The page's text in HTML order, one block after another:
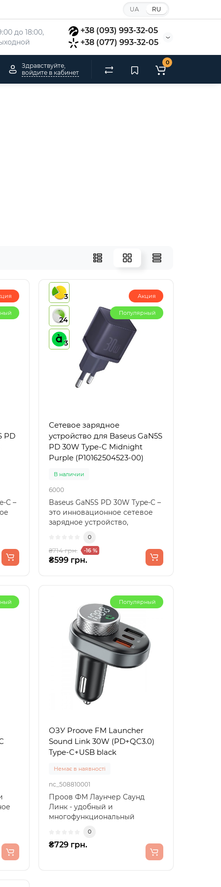
UA RU
до 18:00,
+38 (093) 993-32-05
+38 (077) 993-32-05
Здравствуйте,
войдите в кабинет
0
PD
C –
3
24
3
Акция
Популярный
Сетевое зарядное
устройство для Baseus GaN5S
PD 30W Type-C Midnight
Purple (P10162504523-00)
В наличии
6000
Baseus GaN5S PD 30W Type-C –
это инновационное сетевое
зарядное устройство,
0
₴714 грн. -16 %
₴599 грн.
Популярный
ОЗУ Proove FM Launcher
Sound Link 30W (PD+QC3.0)
Type-C+USB black
Немає в наявності
nc_508810001
Проов ФМ Лаунчер Саунд
Линк - удобный и
многофункциональный
характеристики: B..
0
₴729 грн.